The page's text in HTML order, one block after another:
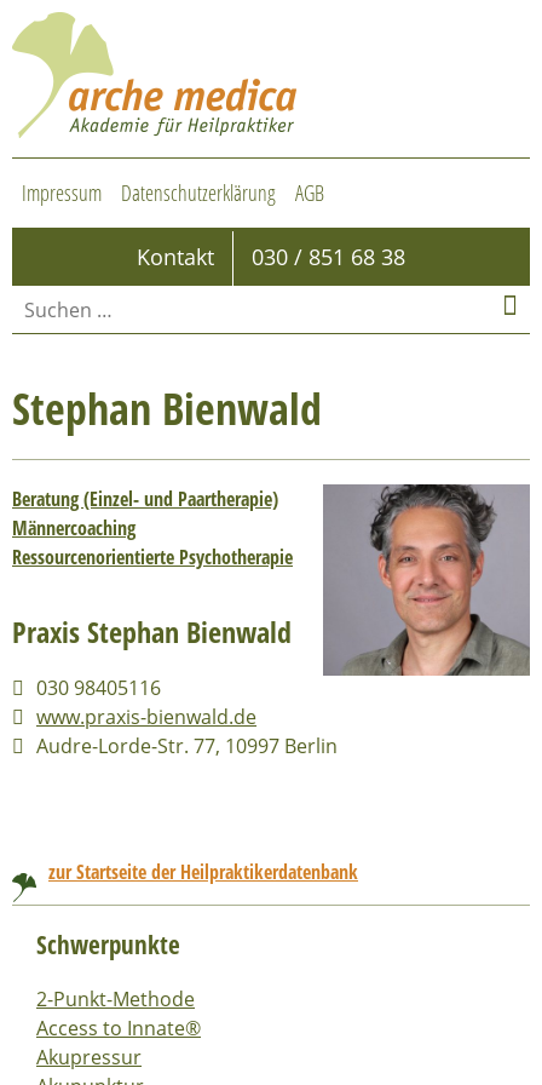
Impressum Datenschutzerklärung AGB
Kontakt 030 / 851 68 38
Stephan Bienwald
Beratung (Einzel- und Paartherapie)
Männercoaching
Ressourcenorientierte Psychotherapie
Praxis Stephan Bienwald
030 98405116
www.praxis-bienwald.de
Audre-Lorde-Str. 77, 10997 Berlin
zur Startseite der Heilpraktikerdatenbank
Schwerpunkte
2-Punkt-Methode
Access to Innate®
Akupressur